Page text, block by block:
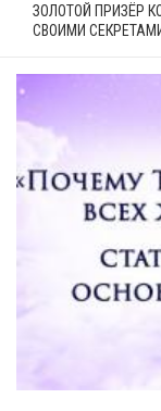
ЗОЛОТОЙ ПРИЗЁР
СВОИМИ